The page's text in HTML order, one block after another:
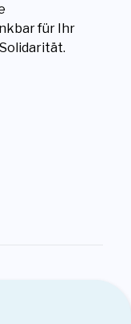
für Ihr